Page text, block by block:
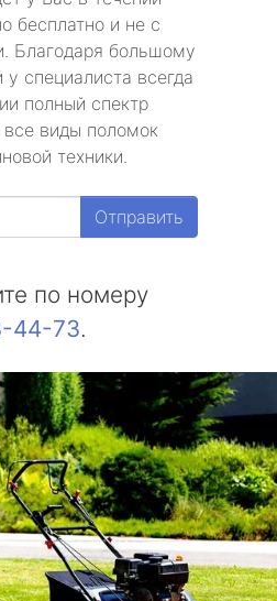
бесплатно и не с
Благодаря большому
специалиста всегда
полный спектр
виды поломок
техники.
Отправить
по номеру
44-73.